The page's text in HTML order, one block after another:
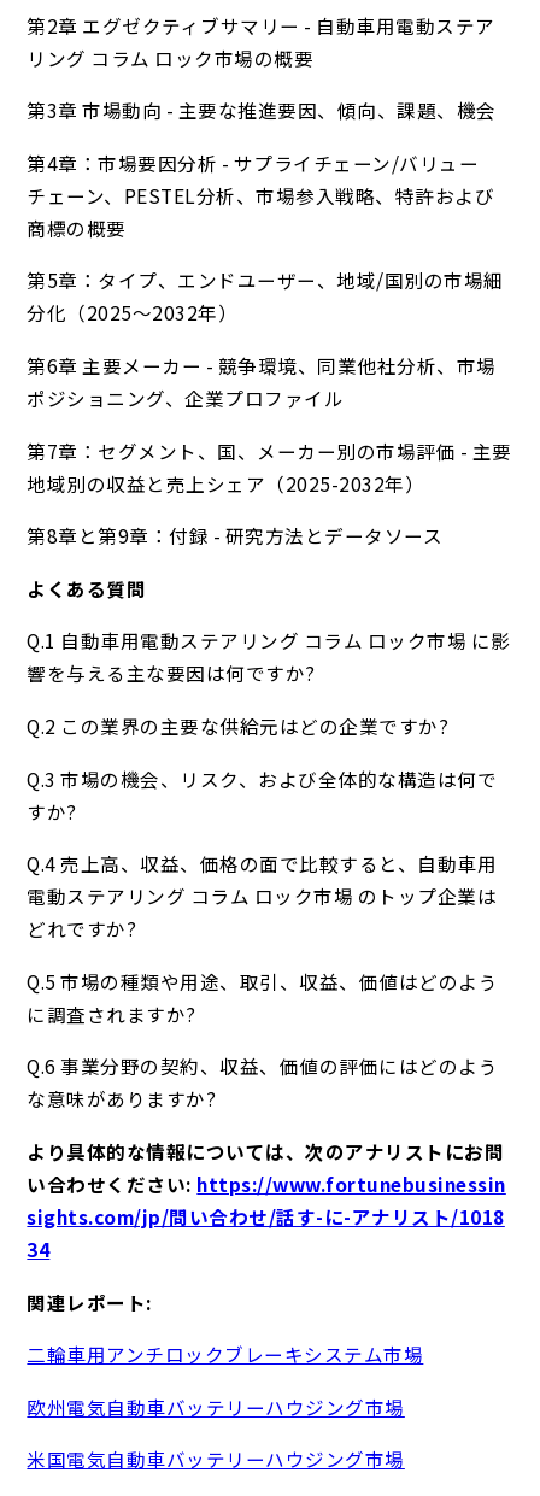
第2章 エグゼクティブサマリー - 自動車用電動ステア
リング コラム ロック市場の概要
第3章 市場動向 - 主要な推進要因、傾向、課題、機会
第4章：市場要因分析 - サプライチェーン/バリュー
チェーン、PESTEL分析、市場参入戦略、特許および
商標の概要
第5章：タイプ、エンドユーザー、地域/国別の市場細
分化（2025～2032年）
第6章 主要メーカー - 競争環境、同業他社分析、市場
ポジショニング、企業プロファイル
第7章：セグメント、国、メーカー別の市場評価 - 主要
地域別の収益と売上シェア（2025-2032年）
第8章と第9章：付録 - 研究方法とデータソース
よくある質問
Q.1 自動車用電動ステアリング コラム ロック市場 に影
響を与える主な要因は何ですか?
Q.2 この業界の主要な供給元はどの企業ですか?
Q.3 市場の機会、リスク、および全体的な構造は何で
すか?
Q.4 売上高、収益、価格の面で比較すると、自動車用
電動ステアリング コラム ロック市場 のトップ企業は
どれですか?
Q.5 市場の種類や用途、取引、収益、価値はどのよう
に調査されますか?
Q.6 事業分野の契約、収益、価値の評価にはどのよう
な意味がありますか?
より具体的な情報については、次のアナリストにお問
い合わせください: https://www.fortunebusinessin
sights.com/jp/問い合わせ/話す-に-アナリスト/1018
34
関連レポート:
二輪車用アンチロックブレーキシステム市場
欧州電気自動車バッテリーハウジング市場
米国電気自動車バッテリーハウジング市場